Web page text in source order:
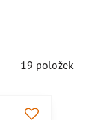
19 položek